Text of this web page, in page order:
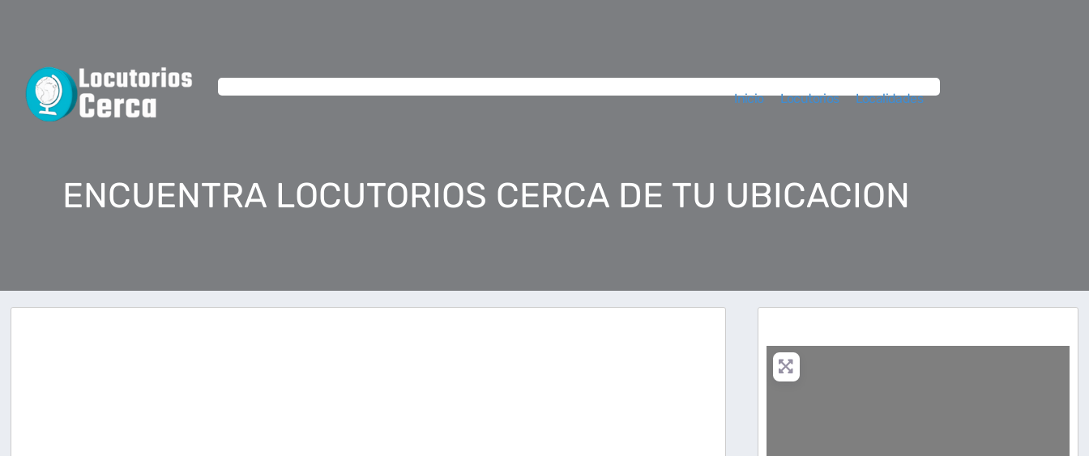
Inicio Locutorios Localidades
ENCUENTRA LOCUTORIOS CERCA DE TU UBICACION